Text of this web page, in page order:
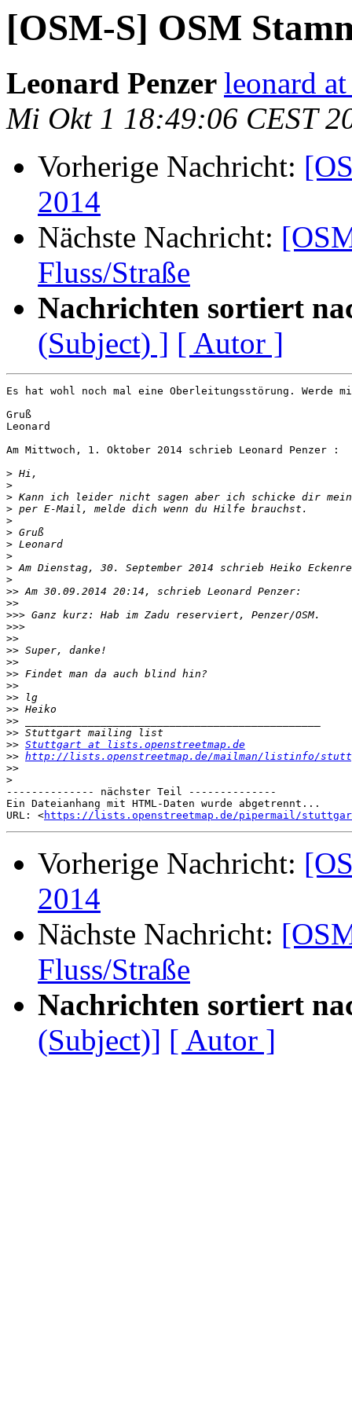
[OSM-S] OSM
Leonard Penzer leonard
Mi Okt 1 18:49:06 CEST
Vorherige Nachricht:
2014
Nächste Nachricht:
Fluss/Straße
Nachrichten sortiert
(Subject) ] [ Autor ]
Es hat wohl noch mal eine Oberleitungsstörung. Werde
Gruß
Leonard
Am Mittwoch, 1. Oktober 2014 schrieb Leonard Penzer :
>
>
>
>
>
>
>
>
>
>
>>
>>
>>>
>>>
>>
>>
>>
>>
>>
>>
>>
>>
>>
>> Stuttgart at lists.openstreetmap.de
>> http://lists.openstreetmap.de/mailman/listinfo/
>>
>
-------------- nächster Teil --------------
Ein Dateianhang mit HTML-Daten wurde abgetrennt...
URL: <https://lists.openstreetmap.de/pipermail/stuttgart/
Vorherige Nachricht:
2014
Nächste Nachricht:
Fluss/Straße
Nachrichten sortiert
(Subject)] [ Autor ]